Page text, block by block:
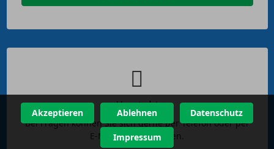
Kontakt
Bei Fragen können Sie sich gerne per Telefon oder per
E-Mail an uns wenden.
Akzeptieren Ablehnen Datenschutz
Impressum